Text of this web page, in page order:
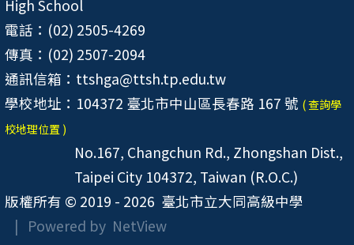
High School
電話：(02) 2505-4269
傳真：(02) 2507-2094
通訊信箱：ttshga@ttsh.tp.edu.tw
學校地址：104372 臺北市中山區長春路 167 號 ( 查詢學
校地理位置 )
No.167, Changchun Rd., Zhongshan Dist.,
Taipei City 104372, Taiwan (R.O.C.)
版權所有 © 2019 - 2026 臺北市立大同高級中學
| Powered by NetView